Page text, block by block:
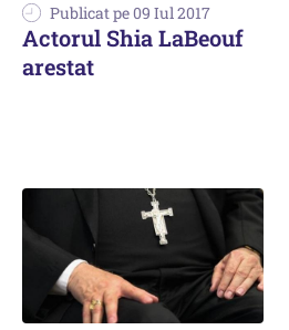
Publicat pe 09 Iul 2017
Actorul Shia LaBeouf
arestat